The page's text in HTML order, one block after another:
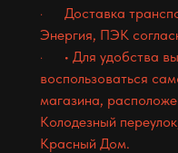
· Доставка
Энергия, ПЭК
· • Для удобства
воспользоваться
магазина,
Колодезный
Красный Дом.